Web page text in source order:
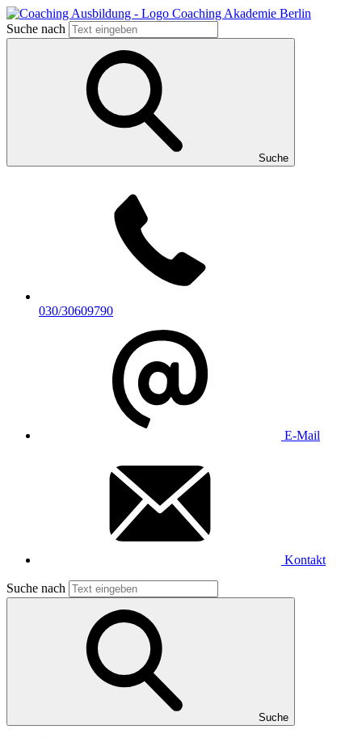
Suche nach
Suche
030/30609790
E-Mail
Kontakt
Suche nach
Suche